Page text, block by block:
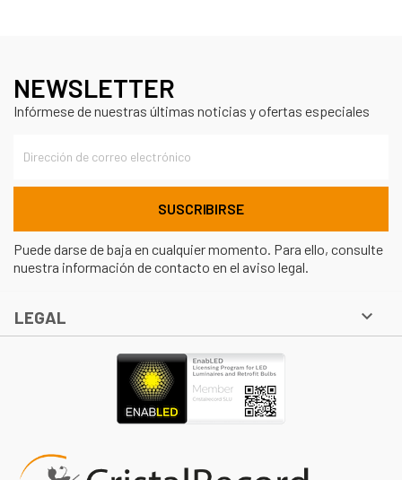
NEWSLETTER
Infórmese de nuestras últimas noticias y ofertas especiales
Puede darse de baja en cualquier momento. Para ello, consulte
nuestra información de contacto en el aviso legal.
LEGAL 